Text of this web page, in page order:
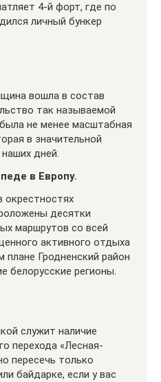
4-й форт, где по
личный бункер
вошла в состав
так называемой
не менее масштабная
в значительной
дней.
в Европу.
окрестностях
десятки
маршрутов со всей
активного отдыха
плане Гродненский район
белорусские регионы.
служит наличие
перехода «Лесная-
пересечь только
байдарке, если у вас